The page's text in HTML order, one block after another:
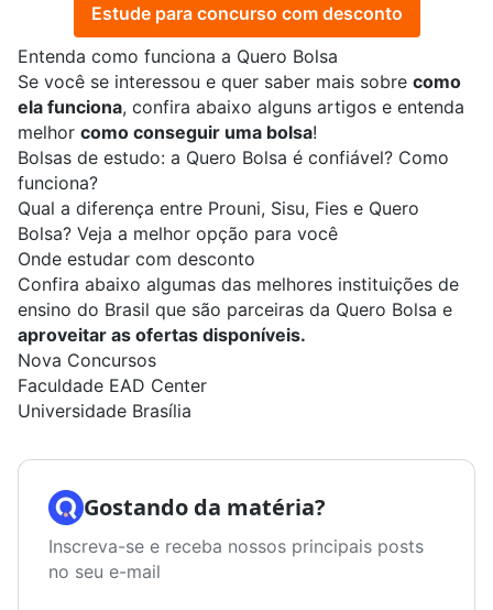
Estude para concurso com desconto
Entenda como funciona a Quero Bolsa
Se você se interessou e quer saber mais sobre como
ela funciona, confira abaixo alguns artigos e entenda
melhor como conseguir uma bolsa!
Bolsas de estudo: a Quero Bolsa é confiável? Como
funciona?
Qual a diferença entre Prouni, Sisu, Fies e Quero
Bolsa? Veja a melhor opção para você
Onde estudar com desconto
Confira abaixo algumas das melhores instituições de
ensino do Brasil que são parceiras da Quero Bolsa e
aproveitar as ofertas disponíveis.
Nova Concursos
Faculdade EAD Center
Universidade Brasília
Gostando da matéria?
Inscreva-se e receba nossos principais posts
no seu e-mail